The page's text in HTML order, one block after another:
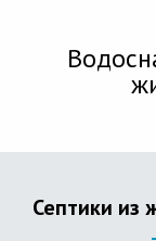
Септики из